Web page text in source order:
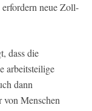
erfordern neue Zoll-
dass die
arbeitsteilige
dann
Menschen